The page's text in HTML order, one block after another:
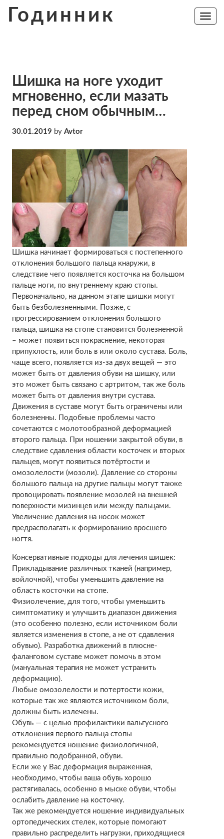
Годинник
Toggle
Шишка на ноге уходит
мгновенно, если мазать
перед сном обычным…
30.01.2019 by Avtor
Шишка начинает формироваться с постепенного
отклонения большого пальца кнаружи, в
следствие чего появляется косточка на большом
пальце ноги, по внутреннему краю стопы.
Первоначально, на данном этапе шишки могут
быть безболезненными. Позже, с
прогрессированием отклонения большого
пальца, шишка на стопе становится болезненной
– может появиться покраснение, некоторая
припухлость, или боль в или около сустава. Боль,
чаще всего, появляется из-за двух вещей — это
может быть от давления обуви на шишку, или
это может быть связано с артритом, так же боль
может быть от давления внутри сустава.
Движения в суставе могут быть ограничены или
болезненны. Подобные проблемы часто
сочетаются с молотообразной деформацией
второго пальца. При ношении закрытой обуви, в
следствие сдавления области косточек и вторых
пальцев, могут появиться потёртости и
омозолелости (мозоли). Давление со стороны
большого пальца на другие пальцы могут также
провоцировать появление мозолей на внешней
поверхности мизинцев или между пальцами.
Увеличение давления на носок может
предрасполагать к формированию вросшего
ногтя.
Консервативные подходы для лечения шишек:
Прикладывание различных тканей (например,
войлочной), чтобы уменьшить давление на
область косточки на стопе.
Физиолечение, для того, чтобы уменьшить
симптоматику и улучшить диапазон движения
(это особенно полезно, если источником боли
является изменения в стопе, а не от сдавления
обувью). Разработка движений в плюсне-
фаланговом суставе может помочь в этом
(мануальная терапия не может устранить
деформацию).
Любые омозолелости и потертости кожи,
которые так же являются источником боли,
должны быть излечены.
Обувь — с целью профилактики вальгусного
отклонения первого пальца стопы
рекомендуется ношение физиологичной,
правильно подобранной, обуви.
Если же у Вас деформация выраженная,
необходимо, чтобы ваша обувь хорошо
растягивалась, особенно в мыске обуви, чтобы
ослабить давление на косточку.
Так же рекомендуется ношение индивидуальных
ортопедических стелек, которые помогают
правильно распределить нагрузки, приходящиеся